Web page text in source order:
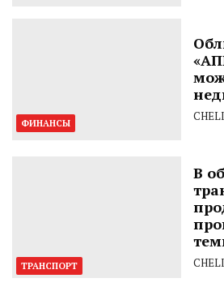
ФИНАНСЫ
ТРАНСПОРТ
В